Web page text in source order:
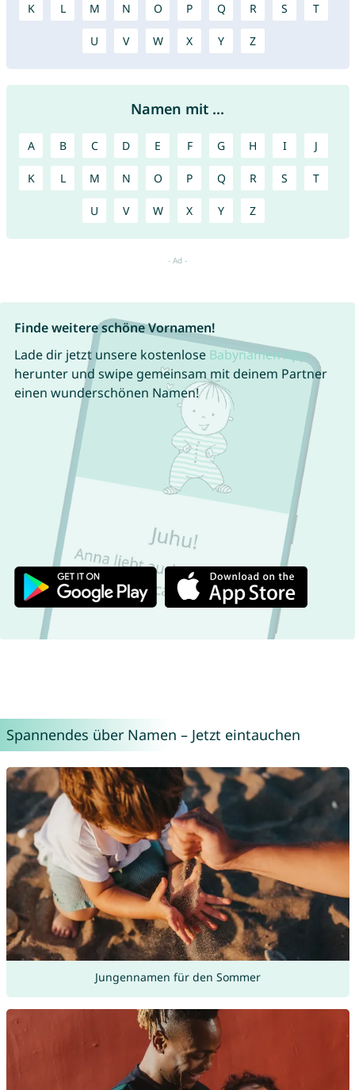
K L M N O P Q R S T
U V W X Y Z
Namen mit ...
A B C D E F G H I J
K L M N O P Q R S T
U V W X Y Z
Finde weitere schöne Vornamen!
Lade dir jetzt unsere kostenlose Babynamen App
herunter und swipe gemeinsam mit deinem Partner
einen wunderschönen Namen!
Spannendes über Namen – Jetzt eintauchen
Jungennamen für den Sommer